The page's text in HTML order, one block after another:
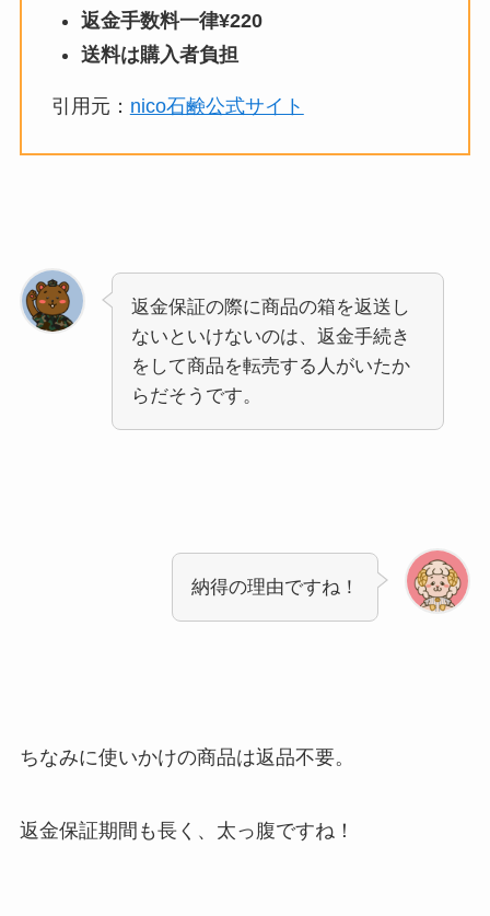
返金手数料一律¥220
送料は購入者負担
引用元： nico石鹸公式サイト
返金保証の際に商品の箱を返送し
ないといけないのは、返金手続き
をして商品を転売する人がいたか
らだそうです。
納得の理由ですね！
ちなみに使いかけの商品は返品不要。
返金保証期間も長く、太っ腹ですね！